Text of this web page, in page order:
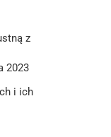
z
2023
i ich